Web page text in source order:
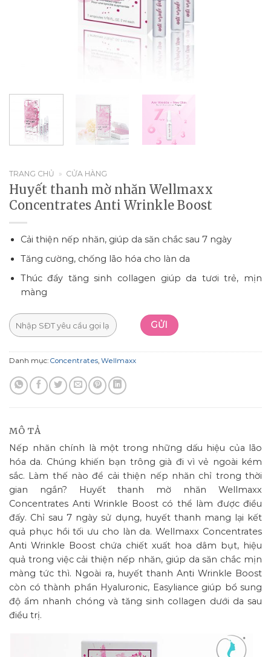
TRANG CHỦ » CỬA HÀNG
Huyết thanh mờ nhăn Wellmaxx
Concentrates Anti Wrinkle Boost
Cải thiện nếp nhăn, giúp da săn chắc sau 7 ngày
Tăng cường, chống lão hóa cho làn da
Thúc đẩy tăng sinh collagen giúp da tươi trẻ, mịn
màng
Danh mục: Concentrates, Wellmaxx
MÔ TẢ
Nếp nhăn chính là một trong những dấu hiệu của lão
hóa da. Chúng khiến bạn trông già đi vì vẻ ngoài kém
sắc. Làm thế nào để cải thiện nếp nhăn chỉ trong thời
gian ngắn? Huyết thanh mờ nhăn Wellmaxx
Concentrates Anti Wrinkle Boost có thể làm được điều
đấy. Chỉ sau 7 ngày sử dụng, huyết thanh mang lại kết
quả phục hồi tối ưu cho làn da. Wellmaxx Concentrates
Anti Wrinkle Boost chứa chiết xuất hoa dâm bụt, hiệu
quả trong việc cải thiện nếp nhăn, giúp da săn chắc mịn
màng tức thì. Ngoài ra, huyết thanh Anti Wrinkle Boost
còn có thành phần Hyaluronic, Easyliance giúp bổ sung
độ ẩm nhanh chóng và tăng sinh collagen dưới da sau
điều trị.